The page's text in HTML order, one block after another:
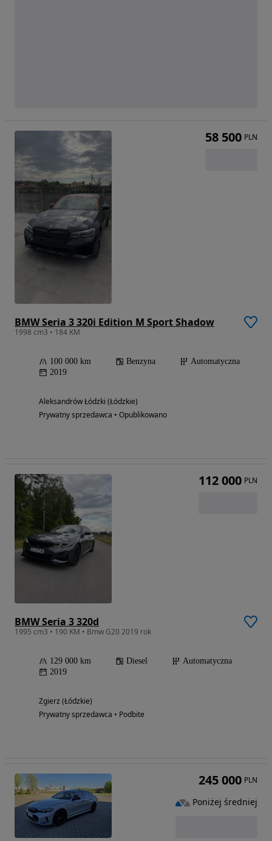
BMW Seria 3 320i Edition M Sport Shadow
1998 cm3 • 184 KM
100 000 km Benzyna
Automatyczna
2019
Aleksandrów Łódzki (Łódzkie)
Prywatny sprzedawca • Opublikowano
58 500 PLN
BMW Seria 3 320d
1995 cm3 • 190 KM • Bmw G20 2019 rok
129 000 km Diesel
Automatyczna
2019
Zgierz (Łódzkie)
Prywatny sprzedawca • Podbite
112 000 PLN
245 000 PLN
Poniżej średniej